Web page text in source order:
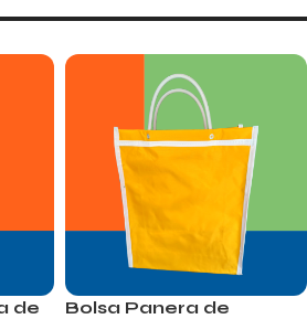
de
Bolsa Panera de